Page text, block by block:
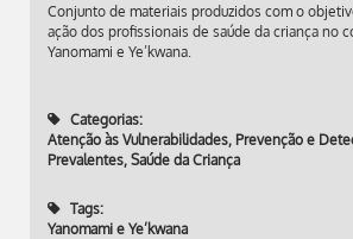
Conjunto de materiais produzidos com o
ação dos profissionais de saúde da criança no
Yanomami e Ye’kwana.
Categorias:
Atenção às Vulnerabilidades, Prevenção e
Prevalentes, Saúde da Criança
Tags:
Yanomami e Ye’kwana